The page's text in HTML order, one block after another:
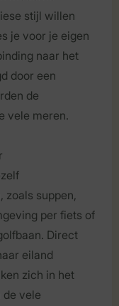
stijl willen
je voor je eigen
naar het
door een
de
vele meren.
zoals suppen,
per fiets of
Direct
eiland
zich in het
de vele